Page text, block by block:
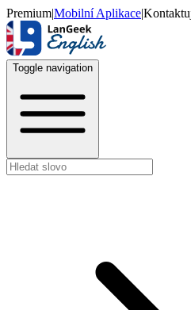
Premium|Mobilní Aplikace|
Toggle navigation